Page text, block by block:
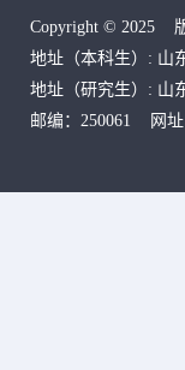
Copyright © 2025
地址 （本科生） : 山
地址 （研究生） : 山
邮编：250061 网址